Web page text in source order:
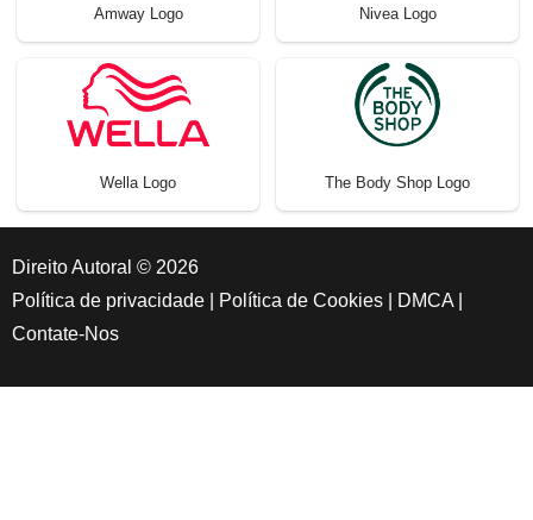
Amway Logo Nivea Logo
Wella Logo The Body Shop Logo
Direito Autoral © 2026
Política de privacidade
Política de Cookies DMCA|
Contate-Nos